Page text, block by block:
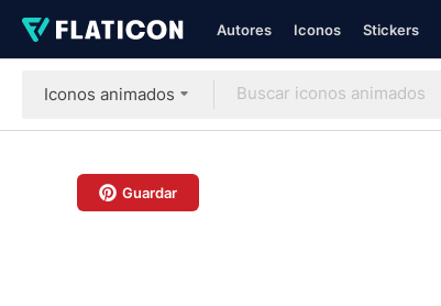
Autores Iconos Stickers
Iconos animados
Guardar